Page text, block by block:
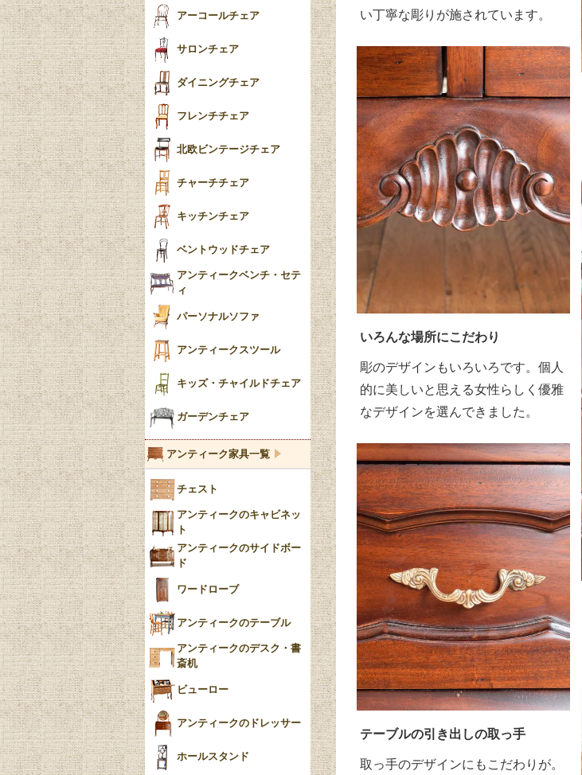
い丁寧な彫りが施されています。
いろんな場所にこだわり
彫のデザインもいろいろです。個人
的に美しいと思える女性らしく優雅
なデザインを選んできました。
テーブルの引き出しの取っ手
取っ手のデザインにもこだわりが。
ガーデンファニチャ
ー
ミラー
花瓶おしゃれ
陶器の人形
キャンドルホルダー
ボビンターニング
ツイスト
トライポッド
バラスター
陶磁器の模様一覧
イマリ（IMARI）
ブルー＆ホワイト
ブルーウィローパターン
Blue）
YUAN
チンツ
クリノリン
アーコールチェア
サロンチェア
ダイニングチェア
フレンチチェア
北欧ビンテージチェア
チャーチチェア
キッチンチェア
ベントウッドチェア
アンティークベンチ・セテ
ィ
パーソナルソファ
アンティークスツール
キッズ・チャイルドチェア
ガーデンチェア
アンティーク家具一覧
チェスト
アンティークのキャビネッ
ト
アンティークのサイドボー
ド
ワードローブ
アンティークのテーブル
アンティークのデスク・書
斎机
ビューロー
アンティークのドレッサー
ホールスタンド